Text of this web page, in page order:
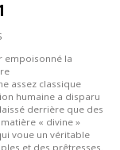
empoisonné la
assez classique
humaine a disparu
derrière que des
« divine »
voue un véritable
et des prêtresses.